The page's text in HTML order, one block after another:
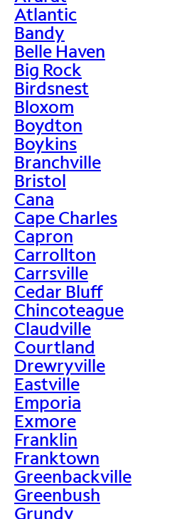
Atlantic
Bandy
Belle Haven
Big Rock
Birdsnest
Bloxom
Boydton
Boykins
Branchville
Bristol
Cana
Cape Charles
Capron
Carrollton
Carrsville
Cedar Bluff
Chincoteague
Claudville
Courtland
Drewryville
Eastville
Emporia
Exmore
Franklin
Franktown
Greenbackville
Greenbush
Grundy